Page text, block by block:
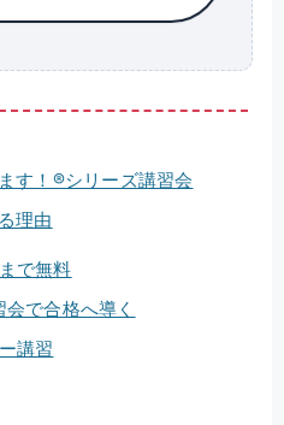
す！®シリーズ講習会
理由
で無料
で合格へ導く
講習